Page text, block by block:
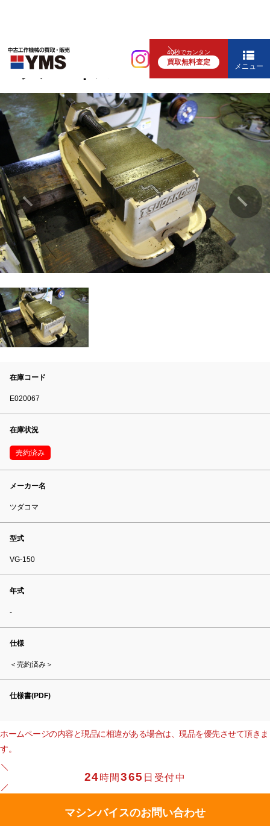
40秒でカンタン
買取無料査定 メニュー
バイス
マシンバイス
在庫コード
E020067
在庫状況
売約済み
メーカー名
ツダコマ
型式
VG-150
年式
-
仕様
＜売約済み＞
仕様書(PDF)
ホームページの内容と現品に相違がある場合は、現品を優先させて頂きま
す。
24時間365 日受付中